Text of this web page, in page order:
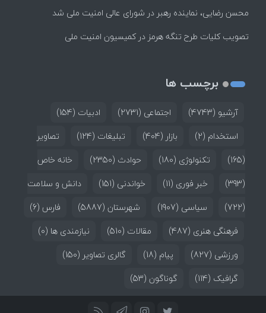
محسن رضایی، نماینده رهبر در شورای عالی امنیت ملی شد
تصویب کلیات طرح تنگه هرمز در کمیسیون امنیت ملی
برچسب ها
آرشیو (4743) اجتماعی (2731) ادبیات (154)
استخدام (2) بازار (404) تبلیغات (124)
تصاویر
(165)
تکنولوژی (180) حوادث (2350)
خانه خاص
(393)
خبر فوری (11) خواندنی (151)
دانش و سلامت
(722)
سیاسی (1907) شهرستان (5887) فارس (6)
فرهنگی هنری (487) مقالات (510) نیازمندی ها (0)
ورزشی (827) پیام (18) گالری تصاویر (150)
گرافیک (114) گوناگون (53)